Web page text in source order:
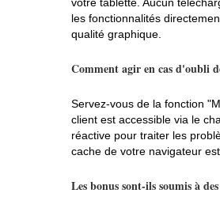
votre tablette. Aucun
les fonctionnalités
qualité graphique.
Comment agir en cas d'oubli
Servez-vous de la fonction
client est accessible via le
réactive pour traiter les
cache de votre navigateur
Les bonus sont-ils soumis à